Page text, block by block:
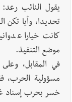
يقول النائب
تحديدا، وأيا تكن
كانت ‏خيارا
موضع التنفيذ.
في المقابل،
مسؤولية الحرب،
خسر بحرب إسناد